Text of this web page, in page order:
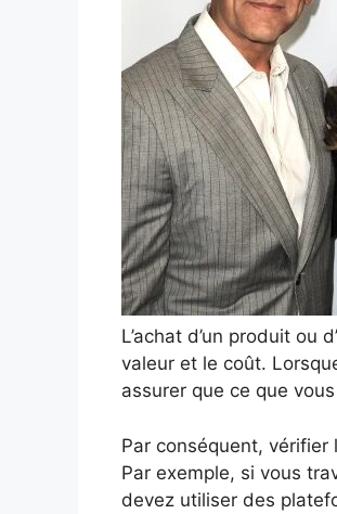
L’achat d’un produit ou
valeur et le coût.
assurer que ce que
Par conséquent, vérifier
Par exemple, si vous
devez utiliser des